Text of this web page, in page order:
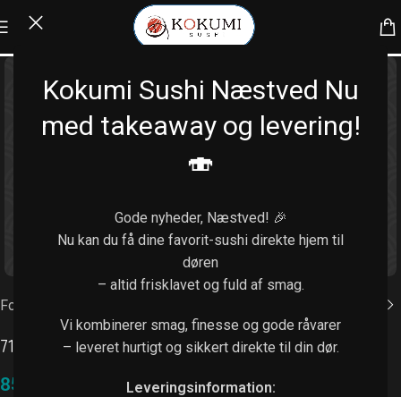
Kokumi Sushi Næstved Nu
med takeaway og levering!
🍣
Gode nyheder, Næstved! 🎉
Nu kan du få dine favorit-sushi direkte hjem til
døren
– altid frisklavet og fuld af smag.
Vi kombinerer smag, finesse og gode råvarer
– leveret hurtigt og sikkert direkte til din dør.
Leveringsinformation:
Klik for at forstørre
Forside
71. Spicy chicken
85,00